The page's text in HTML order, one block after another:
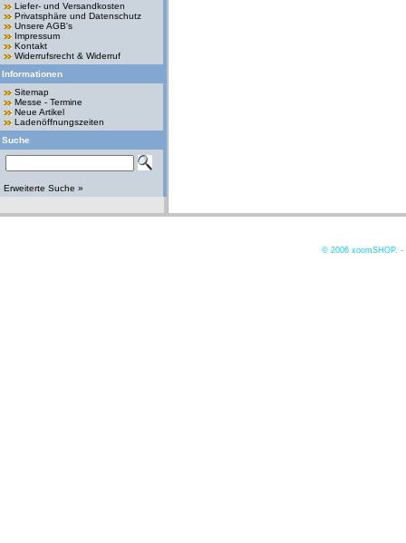
Liefer- und Versandkosten
Privatsphäre und Datenschutz
Unsere AGB's
Impressum
Kontakt
Widerrufsrecht & Widerruf
Informationen
Sitemap
Messe - Termine
Neue Artikel
Ladenöffnungszeiten
Suche
Erweiterte Suche »
© 2006 xoomSHOP. -